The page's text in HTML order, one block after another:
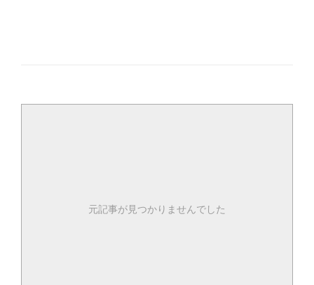
元記事が見つかりませんでした